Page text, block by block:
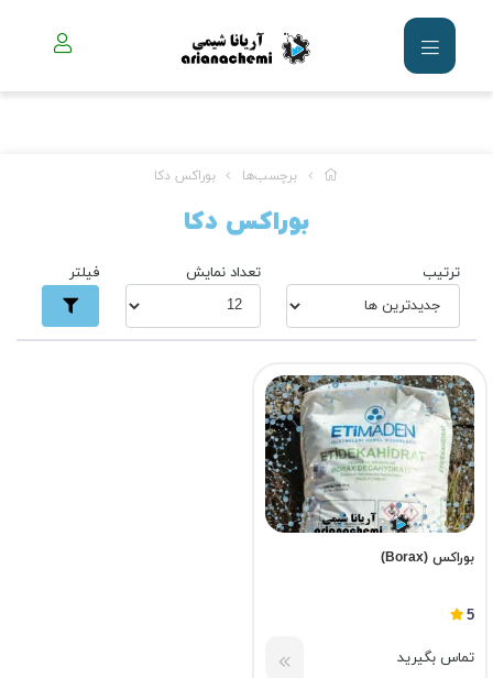
برچسب‌ها بوراکس دکا
بوراکس دکا
ترتیب تعداد نمایش فیلتر
بوراکس (Borax)
5
تماس بگیرید